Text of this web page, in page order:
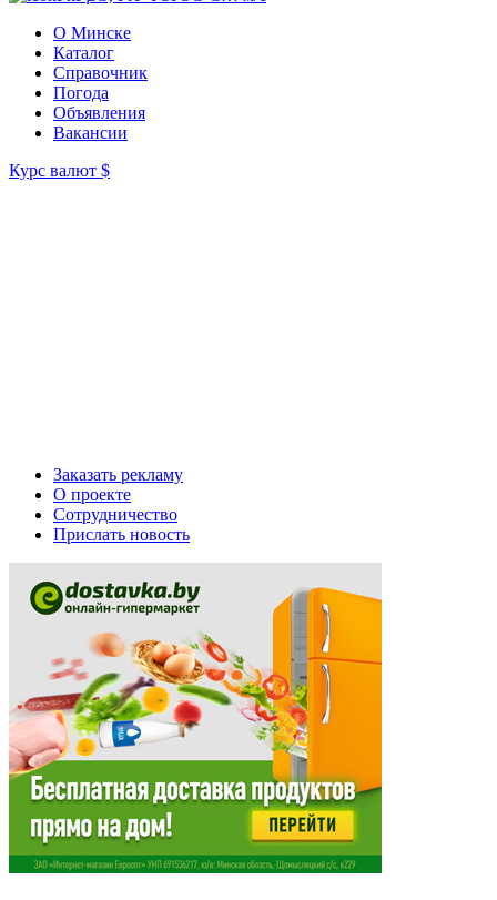
О Минске
Каталог
Справочник
Погода
Объявления
Вакансии
Курс валют $
Заказать рекламу
О проекте
Сотрудничество
Прислать новость